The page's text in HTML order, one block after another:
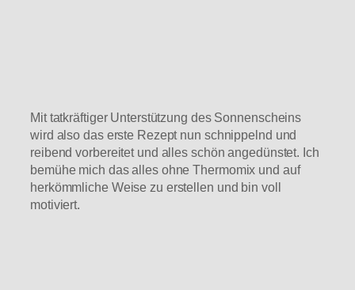
Mit tatkräftiger Unterstützung des Sonnenscheins
wird also das erste Rezept nun schnippelnd und
reibend vorbereitet und alles schön angedünstet. Ich
bemühe mich das alles ohne Thermomix und auf
herkömmliche Weise zu erstellen und bin voll
motiviert.